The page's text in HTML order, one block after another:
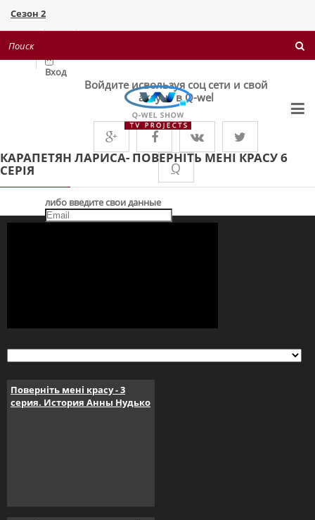
Сезон 2
Поверніть мені красу 1+1
×
Вход
Войдите исвользуя соц сети и свой
акаунт в Q-wel
Q
либо введите свои данные
КАРАПЕТЯН ЛАРИСА- ПОВЕРНІТЬ МЕНІ КРАСУ 6
СЕРІЯ
Поверніть мені красу - 3
серия. История Анны Нудько